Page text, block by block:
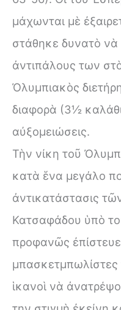
μάχωνται μὲ
στάθηκε δυνατὸ
ἀντιπάλους των
Ὀλυμπιακὸς
διαφορὰ (3½
αὐξομειώσεις.
Τὴν νίκη τοῦ
κατὰ ἕνα μεγάλο
ἀντικατάστασις
Κατσαφάδου ὑπὸ
προφανῶς ἐπίστευε
ἱκανοὶ νὰ